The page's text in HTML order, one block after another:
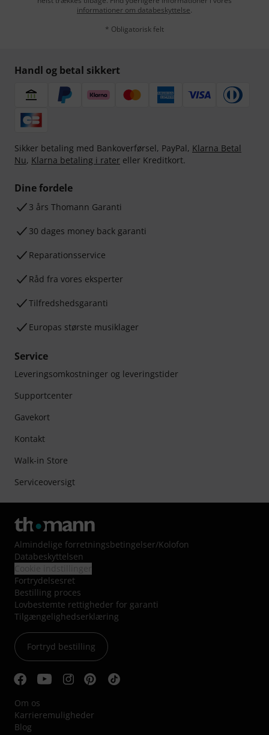
informationer om databeskyttelse.
* Obligatorisk felt
Handl og betal sikkert
Sikker betaling med Bankoverførsel, PayPal, Klarna Betal
Nu, Klarna betaling i rater eller Kreditkort.
Dine fordele
3 års Thomann Garanti
30 dages money back garanti
Reparationsservice
Råd fra vores eksperter
Tilfredshedsgaranti
Europas største musiklager
Service
Leveringsomkostninger og leveringstider
Supportcenter
Gavekort
Kontakt
Walk-in Store
Serviceoversigt
Almindelige forretningsbetingelser/Kolofon
Databeskyttelsen
Fortrydelsesret
Bestilling proces
Lovbestemte rettigheder for garanti
Tilgængelighedserklæring
Fortryd bestilling
Om os
Karrieremuligheder
Blog